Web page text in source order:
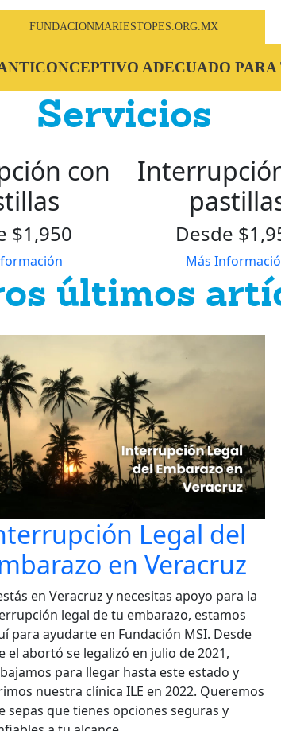
FUNDACIONMARIESTOPES.ORG.MX
ADECUADO PARA
Servicios
con
$1,950 Desde
Más
últimos
Legal del
en Veracruz
en Veracruz y necesitas apoyo para la
legal de tu embarazo, estamos
para ayudarte en Fundación MSI. Desde
el abortó se legalizó en julio de 2021,
para llegar hasta este estado y
nuestra clínica ILE en 2022. Queremos
sepas que tienes opciones seguras y